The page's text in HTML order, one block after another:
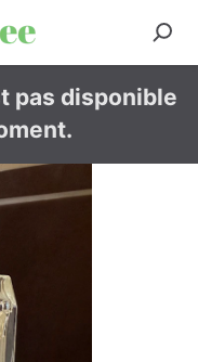
pas disponible